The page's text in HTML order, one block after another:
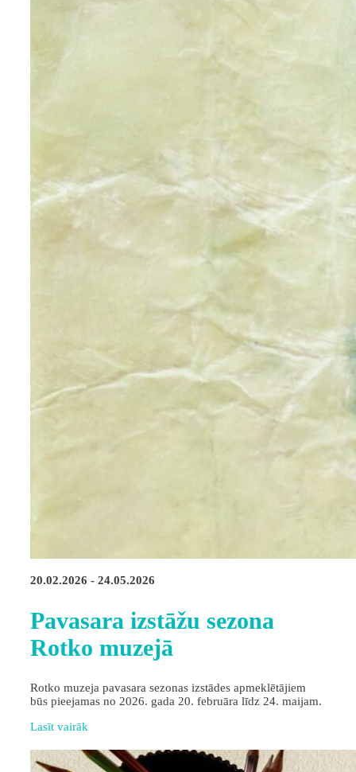
20.02.2026 - 24.05.2026
Pavasara izstāžu sezona
Rotko muzejā
Rotko muzeja pavasara sezonas izstādes apmeklētājiem
būs pieejamas no 2026. gada 20. februāra līdz 24. maijam.
Lasīt vairāk